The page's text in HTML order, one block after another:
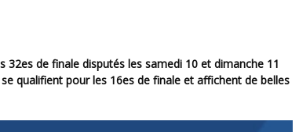
32es de finale disputés les samedi 10 et dimanche 11
qualifient pour les 16es de finale et affichent de belles